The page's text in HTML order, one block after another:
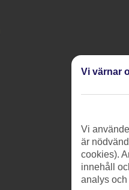
Vi värnar
Vi
är
cookies).
innehåll
analys